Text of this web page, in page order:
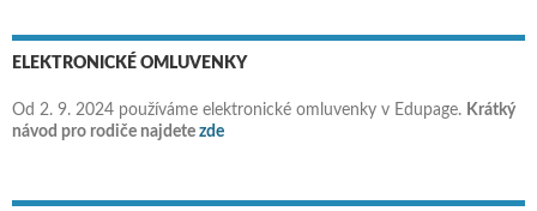
ELEKTRONICKÉ OMLUVENKY
Od 2. 9. 2024 používáme elektronické omluvenky v Edupage. Krátký
návod pro rodiče najdete zde